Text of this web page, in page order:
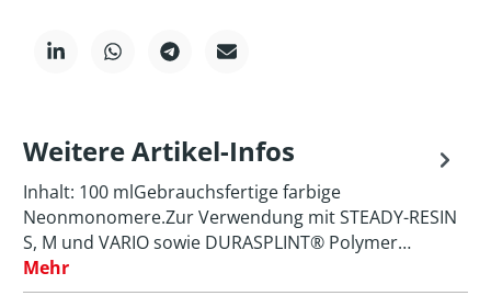
Weitere Artikel-Infos
Inhalt: 100 mlGebrauchsfertige farbige
Neonmonomere.Zur Verwendung mit STEADY-RESIN
S, M und VARIO sowie DURASPLINT® Polymer…
Mehr